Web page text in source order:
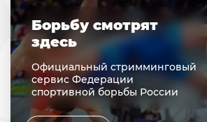
Борьбу смотрят
здесь
Официальный стримминговый
сервис Федерации
спортивной борьбы России